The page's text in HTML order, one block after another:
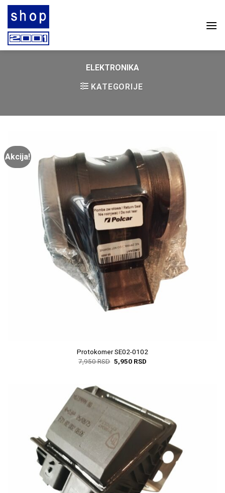
Skip
content
ELEKTRONIKA
KATEGORIJE
Akcija!
Protokomer SE02-0102
7,950RSD 5,950 RSD